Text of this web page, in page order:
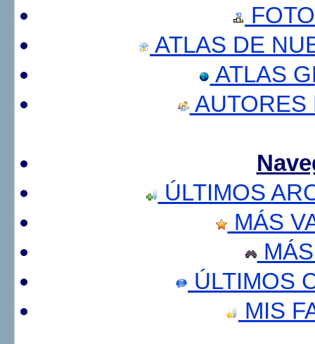
ATLAS DE
ATLAS
AUTORES
ÚLTIMOS
MÁS
ÚLTIMOS
MIS